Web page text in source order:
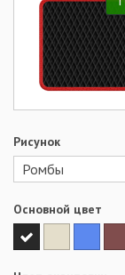
Рисунок
Основной цвет